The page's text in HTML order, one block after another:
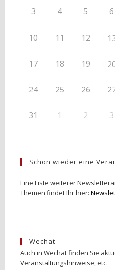
3 4 5 6
10 11 12 13
17 18 19 20
24 25 26
31 1 2 3
Schon wieder eine
Eine Liste weiterer
Themen findet Ihr hier:
Wechat
Auch in Wechat finden Sie
Veranstaltungshinweise, etc.